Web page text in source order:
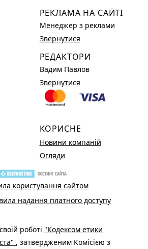
РЕКЛАМА НА САЙТІ
Менеджер з реклами
Звернутися
РЕДАКТОРИ
Вадим Павлов
Звернутися
КОРИСНЕ
Новини компаній
Огляди
користування сайтом
надання платного доступу
роботі "Кодексом етики
, затвердженим Комісією з